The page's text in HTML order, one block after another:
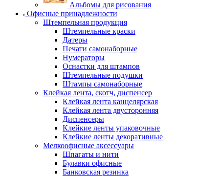
Альбомы для рисования
Офисные принадлежности
Штемпельная продукция
Штемпельные краски
Датеры
Печати самонаборные
Нумераторы
Оснастки для штампов
Штемпельные подушки
Штампы самонаборные
Клейкая лента, скотч, диспенсер
Клейкая лента канцелярская
Клейкая лента двусторонняя
Диспенсеры
Клейкие ленты упаковочные
Клейкие ленты декоративные
Мелкоофисные аксессуары
Шпагаты и нити
Булавки офисные
Банковская резинка